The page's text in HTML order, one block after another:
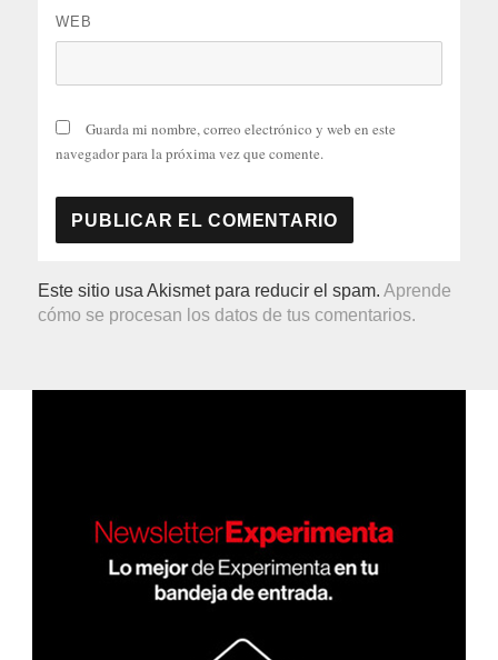
WEB
Guarda mi nombre, correo electrónico y web en este
navegador para la próxima vez que comente.
Este sitio usa Akismet para reducir el spam.Aprende
cómo se procesan los datos de tus comentarios.